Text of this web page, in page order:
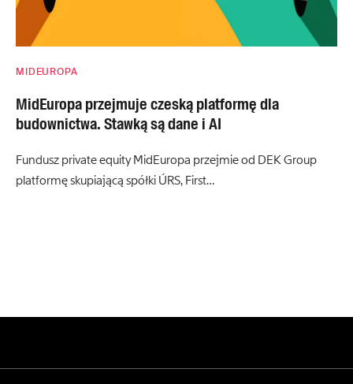
MIDEUROPA
MidEuropa przejmuje czeską platformę dla
budownictwa. Stawką są dane i AI
Fundusz private equity MidEuropa przejmie od DEK Group
platformę skupiającą spółki ÚRS, First…